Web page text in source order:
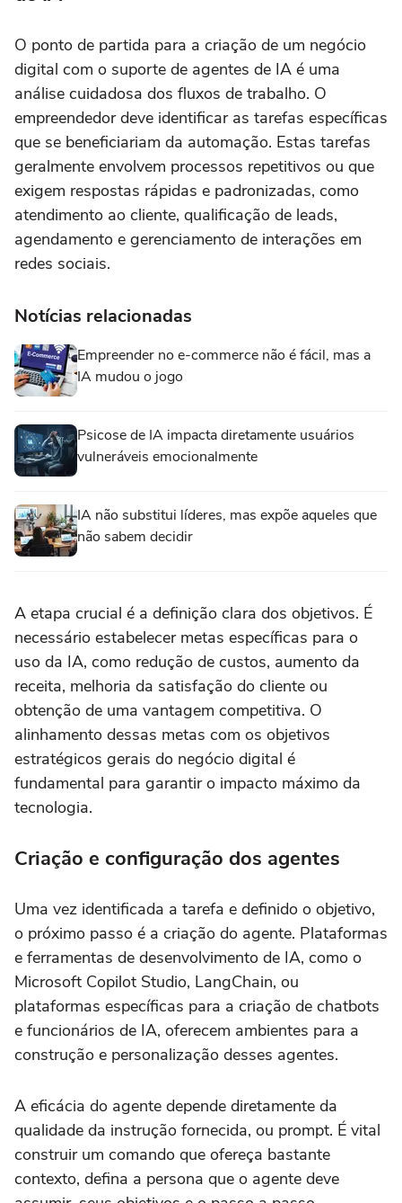
O ponto de partida para a criação de um negócio
digital com o suporte de agentes de IA é uma
análise cuidadosa dos fluxos de trabalho. O
empreendedor deve identificar as tarefas específicas
que se beneficiariam da automação. Estas tarefas
geralmente envolvem processos repetitivos ou que
exigem respostas rápidas e padronizadas, como
atendimento ao cliente, qualificação de leads,
agendamento e gerenciamento de interações em
redes sociais.
Notícias relacionadas
Empreender no e-commerce não é fácil, mas a
IA mudou o jogo
Psicose de IA impacta diretamente usuários
vulneráveis emocionalmente
IA não substitui líderes, mas expõe aqueles que
não sabem decidir
A etapa crucial é a definição clara dos objetivos. É
necessário estabelecer metas específicas para o
uso da IA, como redução de custos, aumento da
receita, melhoria da satisfação do cliente ou
obtenção de uma vantagem competitiva. O
alinhamento dessas metas com os objetivos
estratégicos gerais do negócio digital é
fundamental para garantir o impacto máximo da
tecnologia.
Criação e configuração dos agentes
Uma vez identificada a tarefa e definido o objetivo,
o próximo passo é a criação do agente. Plataformas
e ferramentas de desenvolvimento de IA, como o
Microsoft Copilot Studio, LangChain, ou
plataformas específicas para a criação de chatbots
e funcionários de IA, oferecem ambientes para a
construção e personalização desses agentes.
A eficácia do agente depende diretamente da
qualidade da instrução fornecida, ou prompt. É vital
construir um comando que ofereça bastante
contexto, defina a persona que o agente deve